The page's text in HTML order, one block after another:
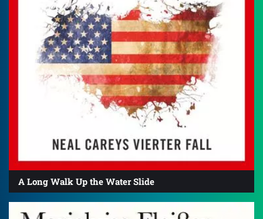
A Long Walk Up the Water Slide